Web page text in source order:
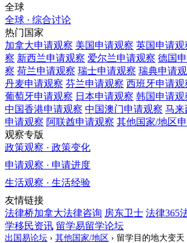
全球
全球 · 综合讨论
热门国家
加拿大申请观察 美国申请观察 英国申请观
察 新西兰申请观察 爱尔兰申请观察 德国
察 荷兰申请观察 瑞士申请观察 瑞典申请
丹麦申请观察 芬兰申请观察 西班牙申请观
葡萄牙申请观察 日本申请观察 韩国申请观
中国香港申请观察 中国澳门申请观察 马来
申请观察 阿联酋申请观察 其他国家/地区
观察专版
政策观察 · 政策变化
申请观察 · 申请进度
生活观察 · 生活经验
友情链接
法律桥加拿大法律咨询 房东卫士 法律365
学移民资讯 留学易留学论坛
出国易论坛 › 其他国家/地区 › 留学目的地大变